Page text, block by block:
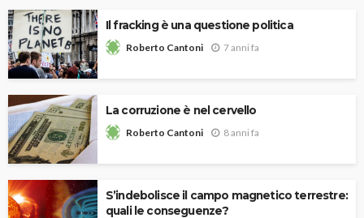
Il fracking è una questione politica
Roberto Cantoni 7 anni fa
La corruzione è nel cervello
Roberto Cantoni 8 anni fa
S’indebolisce il campo magnetico terrestre:
quali le conseguenze?